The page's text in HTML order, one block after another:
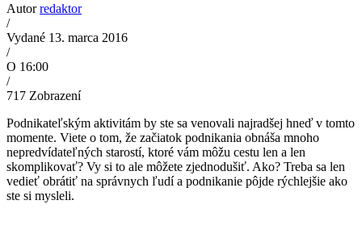
Autorredaktor
/
Vydané 13. marca 2016
/
O 16:00
/
717 Zobrazení
Podnikateľským aktivitám by ste sa venovali najradšej hneď v tomto
momente. Viete o tom, že začiatok podnikania obnáša mnoho
nepredvídateľných starostí, ktoré vám môžu cestu len a len
skomplikovať? Vy si to ale môžete zjednodušiť. Ako? Treba sa len
vedieť obrátiť na správnych ľudí a podnikanie pôjde rýchlejšie ako
ste si mysleli.